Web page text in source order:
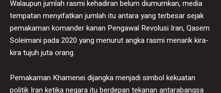
Walaupun jumlah rasmi kehadiran belum diumumkan, media
tempatan menyifatkan jumlah itu antara yang terbesar sejak
pemakaman komander kanan Pengawal Revolusi Iran, Qasem
Soleimani pada 2020 yang menurut angka rasmi menarik kira-
kira tujuh juta orang.
Pemakaman Khamenei dijangka menjadi simbol kekuatan
politik Iran ketika negara itu berdepan tekanan antarabangsa